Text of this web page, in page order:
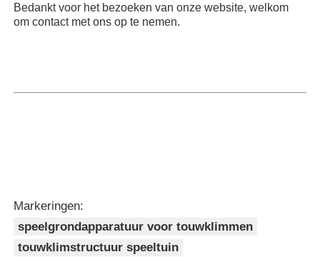
Bedankt voor het bezoeken van onze website, welkom
om contact met ons op te nemen.
Markeringen:
speelgrondapparatuur voor touwklimmen
touwklimstructuur speeltuin